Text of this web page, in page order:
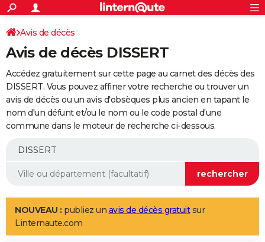
ACTUALITÉS
Politique
Société
Faits Divers
Education
Monde
Villes
+
SPORT
Coupe du monde 2026
Football
Tennis
Cyclisme
Rugby
Forum
Programme TV
TNT
Streaming
Cinéma
Sorties cinéma
Musique
+
FINANCE
Retraite
Epargne
Immobilier
Risques naturels par ville
Banque
Assurance
AUTO
Essais
Réserver un essai
Citadines
Berlines
SUV
Forum auto
+
Mobiles
Meilleur smartphone
Internet
Ordinateurs
Jeux vidéo
Guide high-tech
Aménagement intérieur
LIFESTYLE
Art de vivre
Bien-être
Loisirs
Mode
Modes de vie
Avis de décès
Avis de décès DISSERT
Accédez gratuitement sur cette page au carnet des décès des
DISSERT. Vous pouvez affiner votre recherche ou trouver un
avis de décès ou un avis d'obsèques plus ancien en tapant le
nom d'un défunt et/ou le nom ou le code postal d'une
commune dans le moteur de recherche ci-dessous.
NOUVEAU : publiez un avis de décès gratuitsur
Linternaute.com